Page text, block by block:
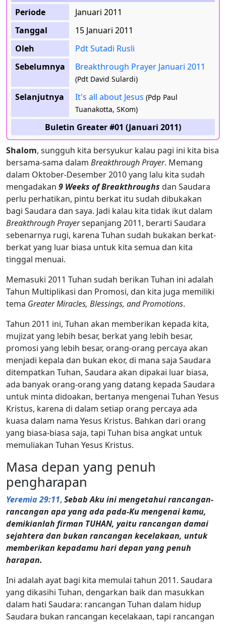
Periode
Januari 2011
Tanggal
15 Januari 2011
Oleh
Pdt Sutadi Rusli
Sebelumnya
Breakthrough Prayer Januari 2011
(Pdt David Sulardi)
Selanjutnya It's all about Jesus (Pdp Paul
Tuanakotta, SKom)
Buletin Greater #01 (Januari 2011)
Shalom, sungguh kita bersyukur kalau pagi ini kita bisa
bersama-sama dalam Breakthrough Prayer. Memang
dalam Oktober-Desember 2010 yang lalu kita sudah
mengadakan 9 Weeks of Breakthroughs dan Saudara
perlu perhatikan, pintu berkat itu sudah dibukakan
bagi Saudara dan saya. Jadi kalau kita tidak ikut dalam
Breakthrough Prayersepanjang 2011, berarti Saudara
sebenarnya rugi, karena Tuhan sudah bukakan berkat-
berkat yang luar biasa untuk kita semua dan kita
tinggal menuai.
Memasuki 2011 Tuhan sudah berikan Tuhan ini adalah
Tahun Multiplikasi dan Promosi, dan kita juga memiliki
tema Greater Miracles, Blessings, and Promotions.
Tahun 2011 ini, Tuhan akan memberikan kepada kita,
mujizat yang lebih besar, berkat yang lebih besar,
promosi yang lebih besar, orang-orang percaya akan
menjadi kepala dan bukan ekor, di mana saja Saudara
ditempatkan Tuhan, Saudara akan dipakai luar biasa,
ada banyak orang-orang yang datang kepada Saudara
untuk minta didoakan, bertanya mengenai Tuhan Yesus
Kristus, karena di dalam setiap orang percaya ada
kuasa dalam nama Yesus Kristus. Bahkan dari orang
yang biasa-biasa saja, tapi Tuhan bisa angkat untuk
memuliakan Tuhan Yesus Kristus.
Masa depan yang penuh
pengharapan
Yeremia 29:11, Sebab Aku ini mengetahui rancangan-
rancangan apa yang ada pada-Ku mengenai kamu,
demikianlah firman TUHAN, yaitu rancangan damai
sejahtera dan bukan rancangan kecelakaan, untuk
memberikan kepadamu hari depan yang penuh
harapan.
Ini adalah ayat bagi kita memulai tahun 2011. Saudara
yang dikasihi Tuhan, dengarkan baik dan masukkan
dalam hati Saudara: rancangan Tuhan dalam hidup
Saudara bukan rancangan kecelakaan, tapi rancangan